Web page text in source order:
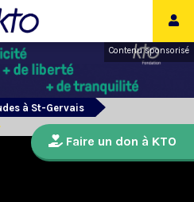
Contenu sponsorisé
à St-Gervais
Faire un don à KTO